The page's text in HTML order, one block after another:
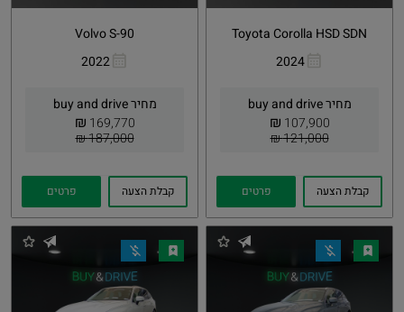
Toyota Corolla HSD SDN
2024
מחיר buy and drive
107,900
₪
121,000 ₪
Whatsapp
קבלת הצעה פרטים
Volvo S-90
2022
מחיר buy and drive
169,770
₪
187,000 ₪
Whatsapp
קבלת הצעה פרטים